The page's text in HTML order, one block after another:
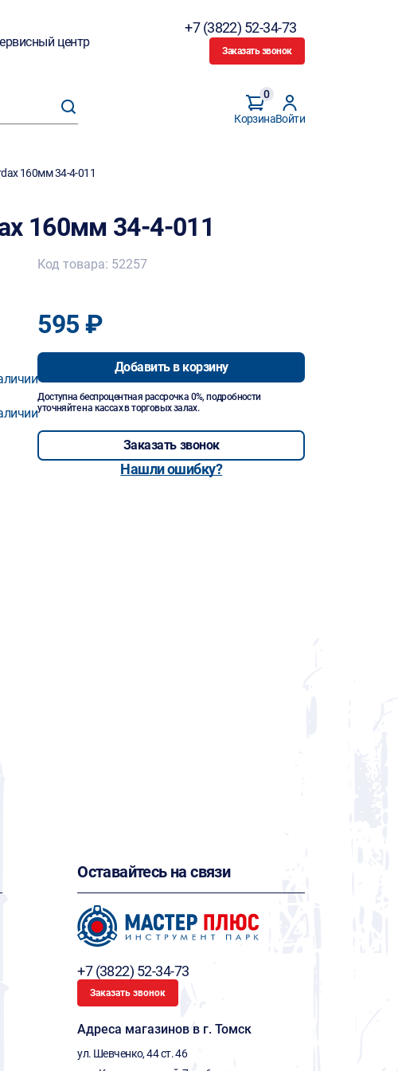
центр
+7 (3822) 52-34-73
Заказать звонок
Корзина
0
Войти
160мм 34-4-011
160мм 34-4-011
Код товара: 52257
595 ₽
Добавить в корзину
Доступна беспроцентная рассрочка 0%, подробности
уточняйте на кассах в торговых залах.
Заказать звонок
Нашли ошибку?
Оставайтесь на связи
+7 (3822) 52-34-73
Заказать звонок
Адреса магазинов в г. Томск
ул. Шевченко, 44 ст. 46